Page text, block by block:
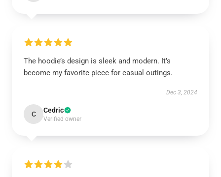
The hoodie’s design is sleek and modern. It’s
become my favorite piece for casual outings.
Dec 3, 2024
C Cedric
Verified owner